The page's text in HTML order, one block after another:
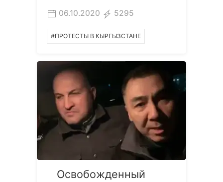
06.10.2020 5295
#ПРОТЕСТЫ В КЫРГЫЗСТАНЕ
Освобожденный